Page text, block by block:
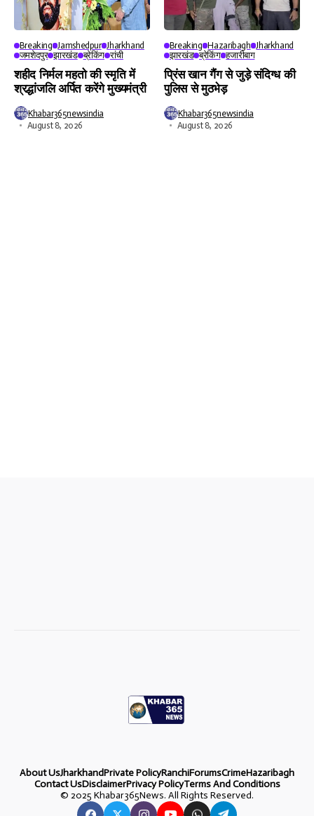
Breaking Jamshedpur Jharkhand
जमशेदपुर झारखंड ब्रेकिंग रांची
शहीद निर्मल महतो की स्मृति में
श्रद्धांजलि अर्पित करेंगे मुख्यमंत्री
Khabar365newsindia
August 8, 2026
Breaking Hazaribagh Jharkhand
झारखंड ब्रेकिंग हजारीबाग
प्रिंस खान गैंग से जुड़े संदिग्ध की
पुलिस से मुठभेड़
Khabar365newsindia
August 8, 2026
About UsJharkhandPrivate PolicyRanchiForumsCrimeHazaribagh
Contact UsDisclaimerPrivacy PolicyTerms And Conditions
© 2025 Khabar365News. All Rights Reserved.